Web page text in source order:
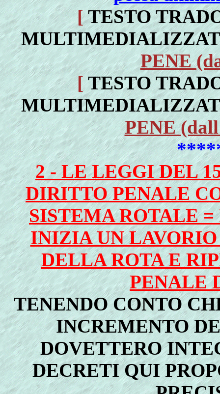
[TESTO
PENE
[TESTO
PENE
2 - LE LEGGI DEL
DIRITTO PENALE
SISTEMA ROTALE
INIZIA UN
DELLA ROTA E
PENALE
TENENDO CONTO
INCREMENTO
DOVETTERO
DECRETI QUI